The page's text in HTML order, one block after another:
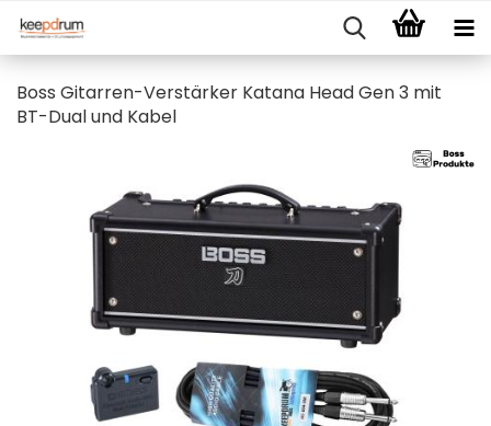
Boss Gitarren-Verstärker Katana Head Gen 3 mit
BT-Dual und Kabel